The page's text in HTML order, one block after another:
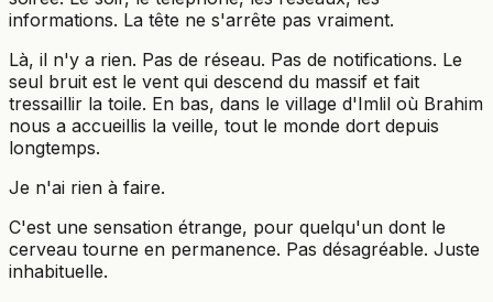
informations. La tête ne s'arrête pas vraiment.
Là, il n'y a rien. Pas de réseau. Pas de notifications. Le
seul bruit est le vent qui descend du massif et fait
tressaillir la toile. En bas, dans le village d'Imlil où Brahim
nous a accueillis la veille, tout le monde dort depuis
longtemps.
Je n'ai rien à faire.
C'est une sensation étrange, pour quelqu'un dont le
cerveau tourne en permanence. Pas désagréable. Juste
inhabituelle.